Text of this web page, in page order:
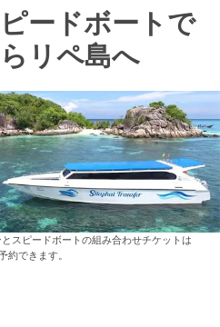
ードボートで
リペ島へ
スピードボートの組み合わせチケットは
約できます。